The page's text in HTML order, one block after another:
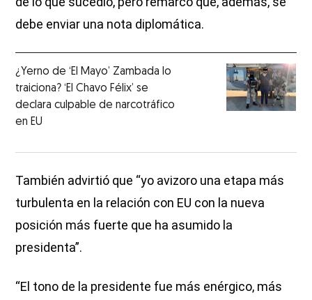
debe enviar una nota diplomática.
¿Yerno de ‘El Mayo’ Zambada lo
traiciona? ‘El Chavo Félix’ se
declara culpable de narcotráfico
en EU
También advirtió que “yo avizoro una etapa más
turbulenta en la relación con EU con la nueva
posición más fuerte que ha asumido la
presidenta”.
“El tono de la presidente fue más enérgico, más